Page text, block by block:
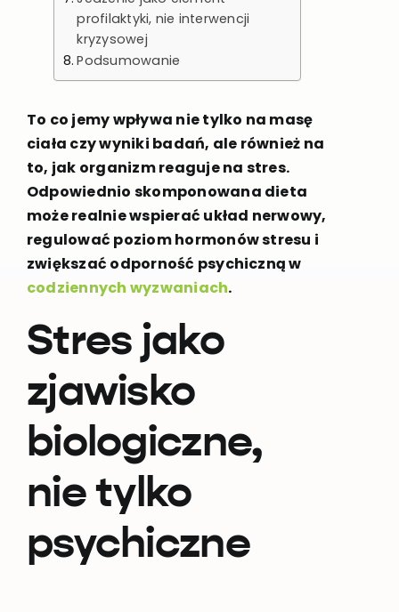
profilaktyki, nie interwencji
kryzysowej
Podsumowanie
To co jemy wpływa nie tylko na masę
ciała czy wyniki badań, ale również na
to, jak organizm reaguje na stres.
Odpowiednio skomponowana dieta
może realnie wspierać układ nerwowy,
regulować poziom hormonów stresu i
zwiększać odporność psychiczną w
codziennych wyzwaniach.
Stres jako
zjawisko
biologiczne,
nie tylko
psychiczne